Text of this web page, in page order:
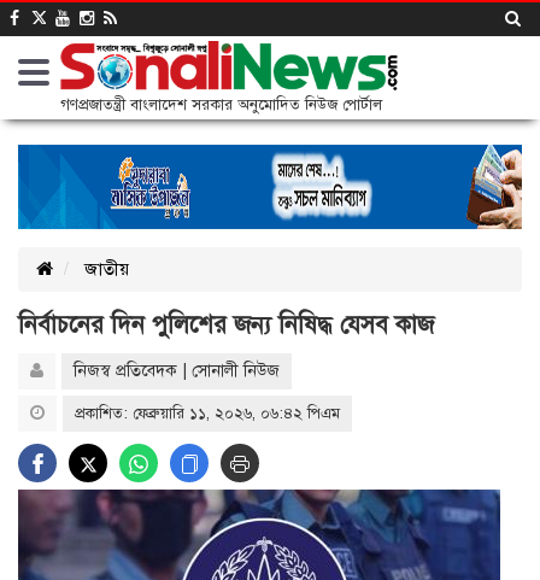
গণপ্রজাতন্ত্রী বাংলাদেশ সরকার অনুমোদিত নিউজ পোর্টাল
জাতীয়
নির্বাচনের দিন পুলিশের জন্য নিষিদ্ধ যেসব কাজ
নিজস্ব প্রতিবেদক | সোনালী নিউজ
প্রকাশিত: ফেব্রুয়ারি ১১, ২০২৬, ০৬:৪২ পিএম